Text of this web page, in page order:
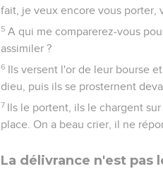
fait, je veux encore vous porter,
5 A qui me comparerez-vous
assimiler ?
6 Ils versent l'or de leur bourse
dieu, puis ils se prosternent
7 Ils le portent, ils le chargent
place. On a beau crier, il ne
La délivrance n'est pas